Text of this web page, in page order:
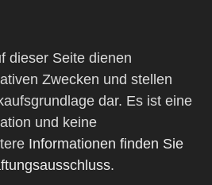
dieser Seite dienen
Zwecken und stellen
dar. Es ist eine
und keine
Informationen finden Sie
.